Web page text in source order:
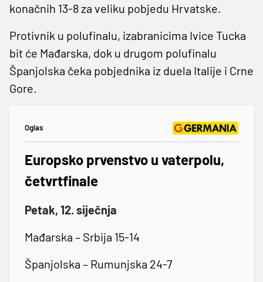
konačnih 13-8 za veliku pobjedu Hrvatske.
Protivnik u polufinalu, izabranicima Ivice Tucka
bit će Mađarska, dok u drugom polufinalu
Španjolska čeka pobjednika iz duela Italije i Crne
Gore.
Oglas
Europsko prvenstvo u vaterpolu,
četvrtfinale
Petak, 12. siječnja
Mađarska – Srbija 15-14
Španjolska – Rumunjska 24-7